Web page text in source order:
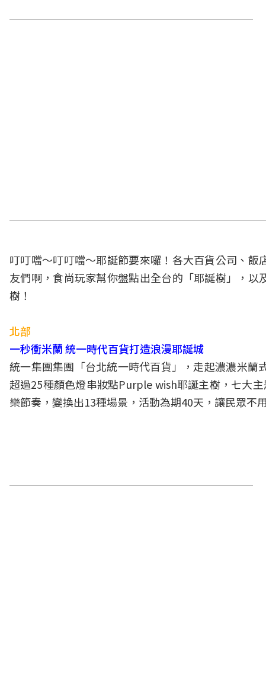
叮叮噹～叮叮噹～耶誕節要來囉！各大百貨公司、
友們啊，食尚玩家幫你盤點出全台的「耶誕樹」，
樹！
北部
一秒衝米蘭 統一時代百貨打造浪漫耶誕城
統一集團集團「台北統一時代百貨」，走起濃濃米蘭
超過25種顏色燈串妝點Purple wish耶誕主樹，七大
樂節奏，變換出13種場景，活動為期40天，讓民眾不